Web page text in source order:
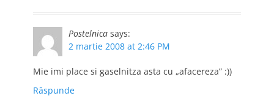
Postelnica says:
2 martie 2008 at 2:46 PM
Mie imi place si gaselnitza asta cu „afacereza” :))
Răspunde